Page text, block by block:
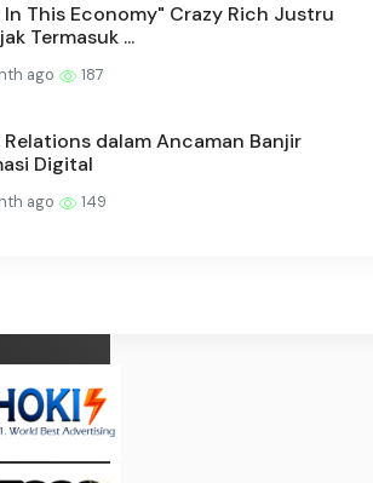
In This Economy" Crazy Rich Justru
Termasuk ...
ago 187
Relations dalam Ancaman Banjir
Digital
ago 149